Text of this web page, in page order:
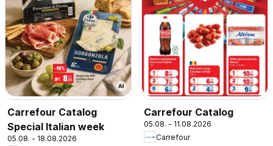
Carrefour Catalog
Special Italian week
05.08. - 18.08.2026
Carrefour Catalog
05.08. - 11.08.2026
Carrefour